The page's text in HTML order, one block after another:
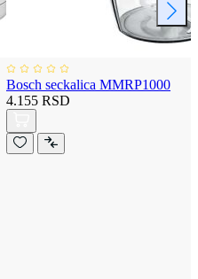
Bosch seckalica MMRP1000
4.155 RSD